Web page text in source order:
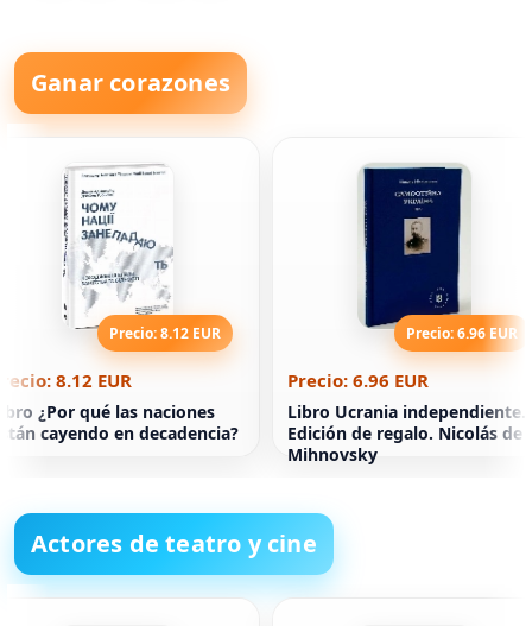
Ganar corazones
Precio: 8.12 EUR
8.12 EUR
¿Por qué las naciones
cayendo en decadencia?
Precio: 6.96 EUR
Precio: 6.96 EUR
Libro Ucrania independiente.
Edición de regalo. Nicolás de
Mihnovsky
Actores de teatro y cine